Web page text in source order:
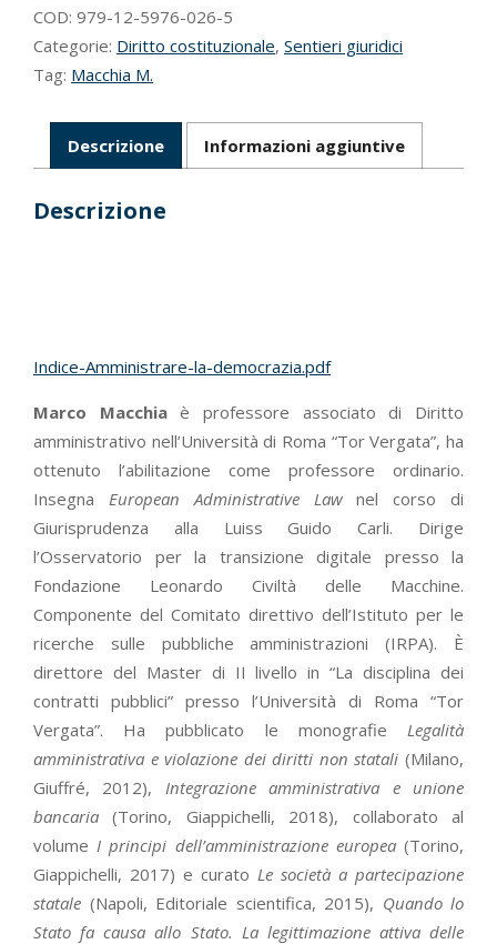
COD: 979-12-5976-026-5
Categorie: Diritto costituzionale, Sentieri giuridici
Tag: Macchia M.
Descrizione Informazioni aggiuntive
Descrizione
Indice-Amministrare-la-democrazia.pdf
Marco Macchiaè professore associato di Diritto
amministrativo nell’Università di Roma “Tor Vergata”, ha
ottenuto l’abilitazione come professore ordinario.
Insegna European Administrative Lawnel corso di
Giurisprudenza alla Luiss Guido Carli. Dirige
l’Osservatorio per la transizione digitale presso la
Fondazione Leonardo Civiltà delle Macchine.
Componente del Comitato direttivo dell’Istituto per le
ricerche sulle pubbliche amministrazioni (IRPA). È
direttore del Master di II livello in “La disciplina dei
contratti pubblici” presso l’Università di Roma “Tor
Vergata”. Ha pubblicato le monografie Legalità
amministrativa e violazione dei diritti non statali (Milano,
Giuffré, 2012), Integrazione amministrativa e unione
bancaria (Torino, Giappichelli, 2018), collaborato al
volume I principi dell’amministrazione europea(Torino,
Giappichelli, 2017) e curato Le società a partecipazione
statale (Napoli, Editoriale scientifica, 2015), Quando lo
Stato fa causa allo Stato. La legittimazione attiva delle